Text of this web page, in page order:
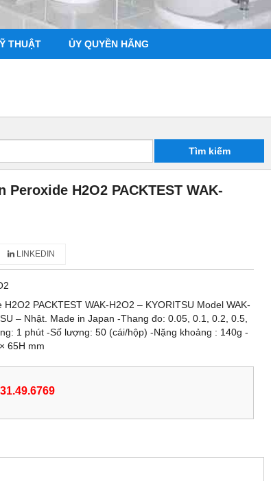
THUẬT ỦY QUYỀN HÃNG
Tìm kiếm
Peroxide H2O2 PACKTEST WAK-
LINKEDIN
PACKTEST WAK-H2O2 – KYORITSU Model WAK-
– Nhật. Made in Japan -Thang đo: 0.05, 0.1, 0.2, 0.5,
1 phút -Số lượng: 50 (cái/hộp) -Nặng khoảng : 140g -
65H mm